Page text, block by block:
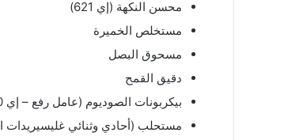
محسن النكهة (إي 621)
مستخلص الخميرة
مسحوق البصل
دقيق القمح
بيكربونات الصوديوم (عامل رفع – إي 500)
مستحلب (أحادي وثنائي غليسيريدات الأحماض